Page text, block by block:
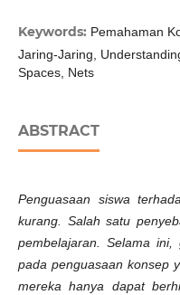
Keywords: Pemahaman
Jaring-Jaring,
Spaces, Nets
ABSTRACT
Penguasaan siswa
kurang. Salah satu
pembelajaran. Selama ini,
pada penguasaan konsep
mereka hanya dapat